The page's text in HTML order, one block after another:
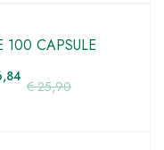
100 CAPSULE
€25,90